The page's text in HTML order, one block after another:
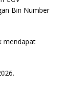
Bin Number
mendapat